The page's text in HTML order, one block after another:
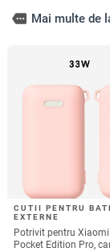
more Mai multe de
CUTII PENTRU
EXTERNE
Potrivit pentru
Pocket Edition Pro,